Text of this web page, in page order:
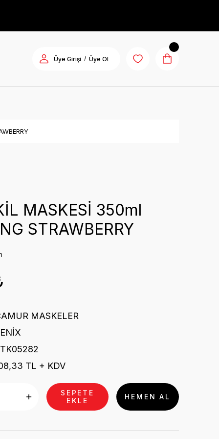
Üye Girişi / Üye Ol
MASKESİ 350ml
STRAWBERRY
MASKELER
TL + KDV
SEPETE
EKLE
HEMEN AL